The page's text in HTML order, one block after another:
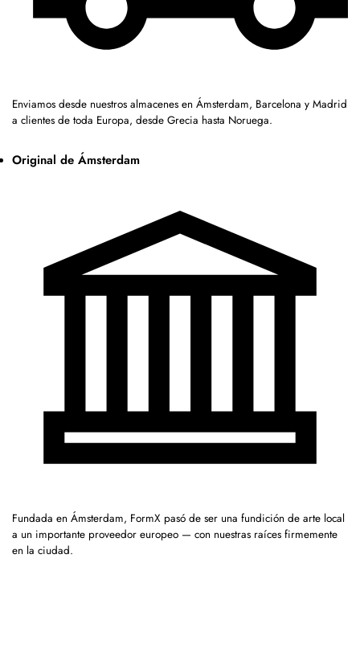
Enviamos desde nuestros almacenes en Ámsterdam, Barcelona y Madrid
a clientes de toda Europa, desde Grecia hasta Noruega.
Original de Ámsterdam
Fundada en Ámsterdam, FormX pasó de ser una fundición de arte local
a un importante proveedor europeo — con nuestras raíces firmemente
en la ciudad.